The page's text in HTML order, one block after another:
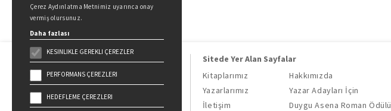
Doğan Kitap, bir Doğan Holding
Sitede Yer Alan Sayfalar
Kitaplarımız
Hakkımızda
Yazarlarımız
Yazar Adayları İçin
İletişim
Duygu Asena Roman Ödülü
Çerez Aydınlatma Metnimiz uyarınca onay
vermiş olursunuz.
Daha fazlası
KESINLIKLE GEREKLI ÇEREZLER
PERFORMANS ÇEREZLERI
HEDEFLEME ÇEREZLERI